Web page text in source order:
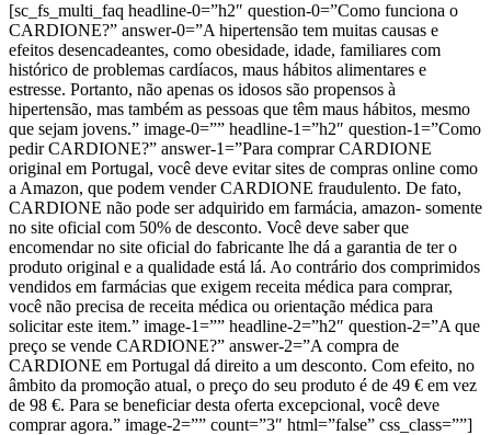
[sc_fs_multi_faq headline-0=”h2″ question-0=”Como funciona o
CARDIONE?” answer-0=”A hipertensão tem muitas causas e
efeitos desencadeantes, como obesidade, idade, familiares com
histórico de problemas cardíacos, maus hábitos alimentares e
estresse. Portanto, não apenas os idosos são propensos à
hipertensão, mas também as pessoas que têm maus hábitos, mesmo
que sejam jovens.” image-0=”” headline-1=”h2″ question-1=”Como
pedir CARDIONE?” answer-1=”Para comprar CARDIONE
original em Portugal, você deve evitar sites de compras online como
a Amazon, que podem vender CARDIONE fraudulento. De fato,
CARDIONE não pode ser adquirido em farmácia, amazon- somente
no site oficial com 50% de desconto. Você deve saber que
encomendar no site oficial do fabricante lhe dá a garantia de ter o
produto original e a qualidade está lá. Ao contrário dos comprimidos
vendidos em farmácias que exigem receita médica para comprar,
você não precisa de receita médica ou orientação médica para
solicitar este item.” image-1=”” headline-2=”h2″ question-2=”A que
preço se vende CARDIONE?” answer-2=”A compra de
CARDIONE em Portugal dá direito a um desconto. Com efeito, no
âmbito da promoção atual, o preço do seu produto é de 49 € em vez
de 98 €. Para se beneficiar desta oferta excepcional, você deve
comprar agora.” image-2=”” count=”3″ html=”false” css_class=””]